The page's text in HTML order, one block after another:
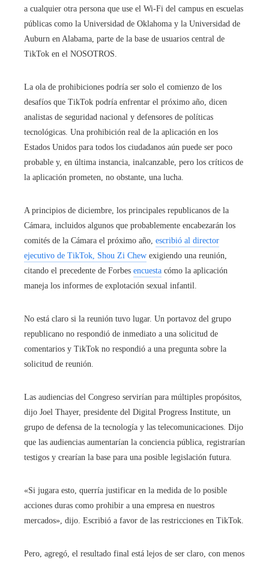
a cualquier otra persona que use el Wi-Fi del campus en escuelas
públicas como la Universidad de Oklahoma y la Universidad de
Auburn en Alabama, parte de la base de usuarios central de
TikTok en el NOSOTROS.
La ola de prohibiciones podría ser solo el comienzo de los
desafíos que TikTok podría enfrentar el próximo año, dicen
analistas de seguridad nacional y defensores de políticas
tecnológicas. Una prohibición real de la aplicación en los
Estados Unidos para todos los ciudadanos aún puede ser poco
probable y, en última instancia, inalcanzable, pero los críticos de
la aplicación prometen, no obstante, una lucha.
A principios de diciembre, los principales republicanos de la
Cámara, incluidos algunos que probablemente encabezarán los
comités de la Cámara el próximo año, escribió al director
ejecutivo de TikTok, Shou Zi Chew exigiendo una reunión,
citando el precedente de Forbes encuesta cómo la aplicación
maneja los informes de explotación sexual infantil.
No está claro si la reunión tuvo lugar. Un portavoz del grupo
republicano no respondió de inmediato a una solicitud de
comentarios y TikTok no respondió a una pregunta sobre la
solicitud de reunión.
Las audiencias del Congreso servirían para múltiples propósitos,
dijo Joel Thayer, presidente del Digital Progress Institute, un
grupo de defensa de la tecnología y las telecomunicaciones. Dijo
que las audiencias aumentarían la conciencia pública, registrarían
testigos y crearían la base para una posible legislación futura.
«Si jugara esto, querría justificar en la medida de lo posible
acciones duras como prohibir a una empresa en nuestros
mercados», dijo. Escribió a favor de las restricciones en TikTok.
Pero, agregó, el resultado final está lejos de ser claro, con menos